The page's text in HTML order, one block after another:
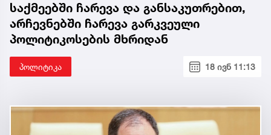
საქმეებში ჩარევა და განსაკუთრებით,
არჩევნებში ჩარევა გარკვეული
პოლიტიკოსების მხრიდან
პოლიტიკა 18 ივნ 11:13